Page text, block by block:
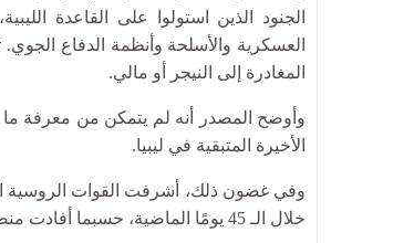
الجنود الذين استولوا على القاعدة
العسكرية والأسلحة وأنظمة الدفاع
المغادرة إلى النيجر أو مالي.
وأوضح المصدر أنه لم يتمكن من معرفة
الأخيرة المتبقية في ليبيا.
وفي غضون ذلك، أشرفت القوات
خلال الـ 45 يومًا الماضية، حسبما أفادت منصة "فواصل" الليبية الإعلامية نقلا عن مصادرها.